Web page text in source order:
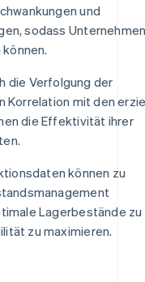
und
sodass
die Verfolgung der
Korrelation mit den
die Effektivität ihrer
können zu
Lagerbestände zu
zu maximieren.